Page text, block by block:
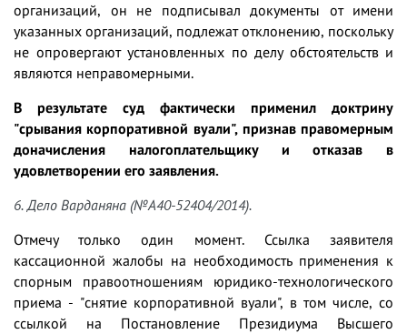
организаций, он не подписывал документы от имени
указанных организаций, подлежат отклонению, поскольку
не опровергают установленных по делу обстоятельств и
являются неправомерными.
В результате суд фактически применил доктрину
"срывания корпоративной вуали", признав правомерным
доначисления налогоплательщику и отказав в
удовлетворении его заявления.
6. Дело Варданяна (№А40-52404/2014).
Отмечу только один момент. Ссылка заявителя
кассационной жалобы на необходимость применения к
спорным правоотношениям юридико-технологического
приема - "снятие корпоративной вуали", в том числе, со
ссылкой на Постановление Президиума Высшего